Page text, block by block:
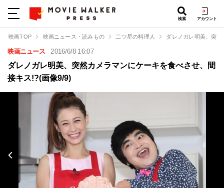
検索 アカウント
映画TOP 映画ニュース・読みもの 二ツ星の料理人 ダレノガレ明美、突
映画ニュース 2016/6/8 16:07
ダレノガレ明美、突然カメラマンにケーキを食べさせ、間
接キス!?(画像9/9)